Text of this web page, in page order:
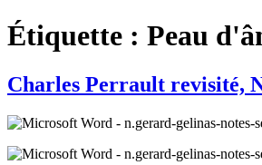
Étiquette : Peau
Charles Perrault revisité,